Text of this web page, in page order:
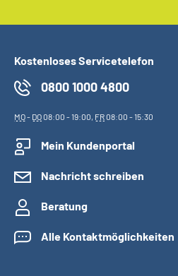
Kostenloses Servicetelefon
0800 1000 4800
MO- DO08:00 - 19:00, FR08:00 - 15:30
Mein Kundenportal
Nachricht schreiben
Beratung
Alle Kontaktmöglichkeiten